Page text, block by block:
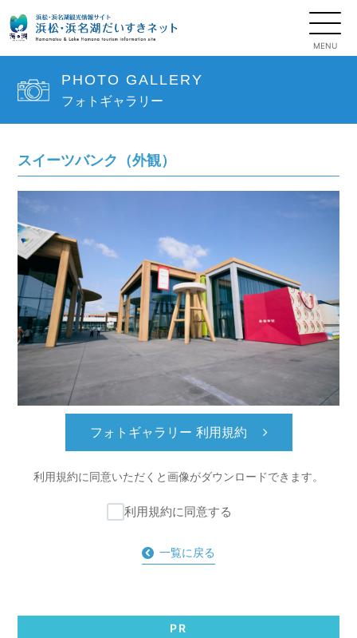
PHOTO GALLERY
フォトギャラリー
スイーツバンク（外観）
フォトギャラリー 利用規約
利用規約に同意いただくと画像がダウンロードできます。
利用規約に同意する
一覧に戻る
PR